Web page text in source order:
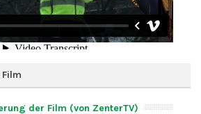
der Film (von ZenterTV)